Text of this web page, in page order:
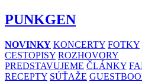
PUNKGEN
NOVINKY KONCERTY FOTKY
CESTOPISY ROZHOVORY
PREDSTAVUJEME ČLÁNKY
RECEPTY SÚŤAŽE